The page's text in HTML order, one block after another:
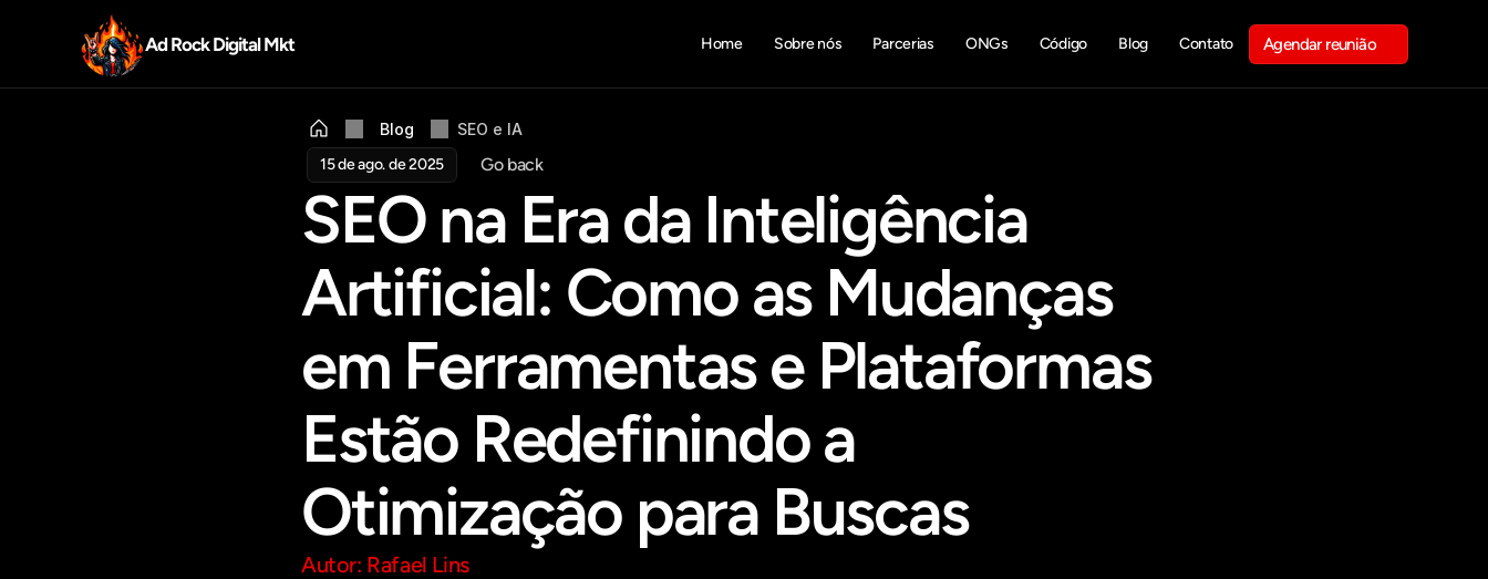
Ad Rock Digital Mkt Home Sobre nós Parcerias ONGs Código Blog Contato
Agendar reunião
Get in touch
Blog
SEO e IA
15 de ago. de 2025
Go back
SEO na Era da Inteligência
Artificial: Como as Mudanças
em Ferramentas e Plataformas
Estão Redefinindo a
Otimização para Buscas
Autor: Rafael Lins